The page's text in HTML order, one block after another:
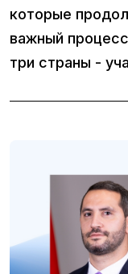
которые
важный
три страны -